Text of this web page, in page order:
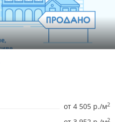
от 4 505 р./м2
2